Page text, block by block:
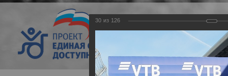
30 из 126